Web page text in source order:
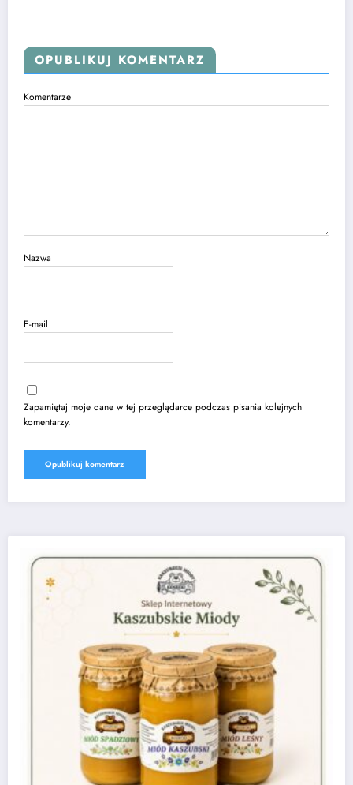
OPUBLIKUJ KOMENTARZ
Komentarze
Nazwa
E-mail
Zapamiętaj moje dane w tej przeglądarce podczas pisania kolejnych
komentarzy.